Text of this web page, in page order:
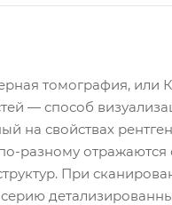
томография, или
— способ
на свойствах
разному отражаются
При
серию